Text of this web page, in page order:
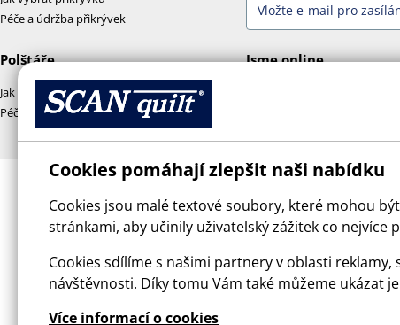
Péče a údržba přikrývek
Polštáře
Jak vybrat polštář
Péče a praní polštářů
Jsme online
© 2026 SCANquilt - všechna práva
This site is protected by reCAPTCHA and the Google
Cookies pomáhají zlepšit naši nabídku
Cookies jsou malé textové soubory, které mohou
stránkami, aby učinily uživatelský zážitek co nejvíce
Cookies sdílíme s našimi partnery v oblasti reklamy,
návštěvnosti. Díky tomu Vám také můžeme ukázat
Více informací o cookies